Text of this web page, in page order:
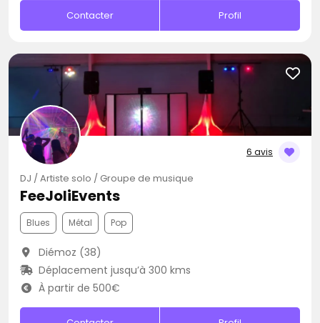
Contacter Profil
6 avis
DJ / Artiste solo / Groupe de musique
FeeJoliEvents
Blues Métal Pop
Diémoz (38)
Déplacement jusqu’à 300 kms
À partir de 500€